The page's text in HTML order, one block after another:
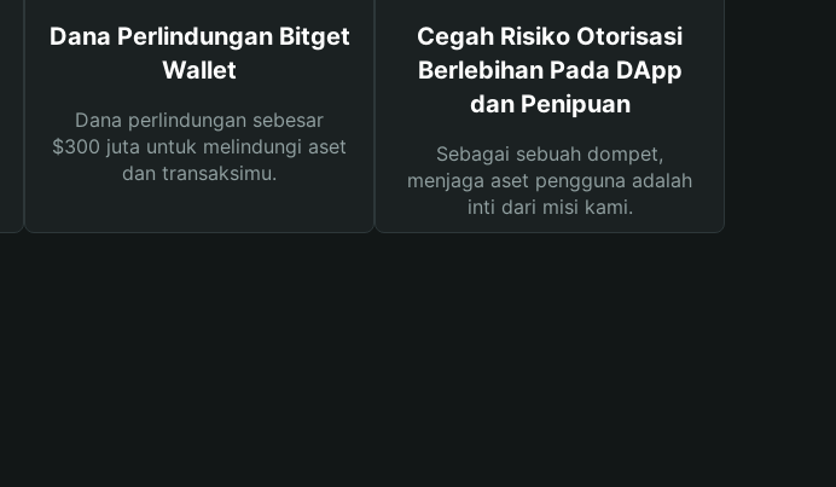
Dana Perlindungan Bitget
Wallet
Dana perlindungan sebesar
$300 juta untuk melindungi aset
dan transaksimu.
Cegah Risiko Otorisasi
Berlebihan Pada DApp
dan Penipuan
Sebagai sebuah dompet,
menjaga aset pengguna adalah
inti dari misi kami.